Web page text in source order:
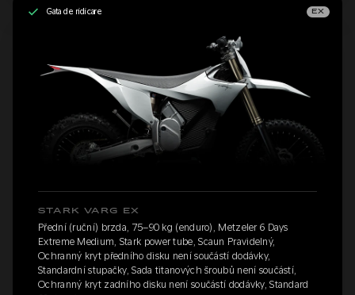
Gata de ridicare EX
STARK VARG EX
Přední (ruční) brzda, 75–90 kg (enduro), Metzeler 6 Days
Extreme Medium, Stark power tube, Scaun Pravidelný,
Ochranný kryt předního disku není součástí dodávky,
Standardní stupačky, Sada titanových šroubů není součástí,
Ochranný kryt zadního disku není součástí dodávky, Standard